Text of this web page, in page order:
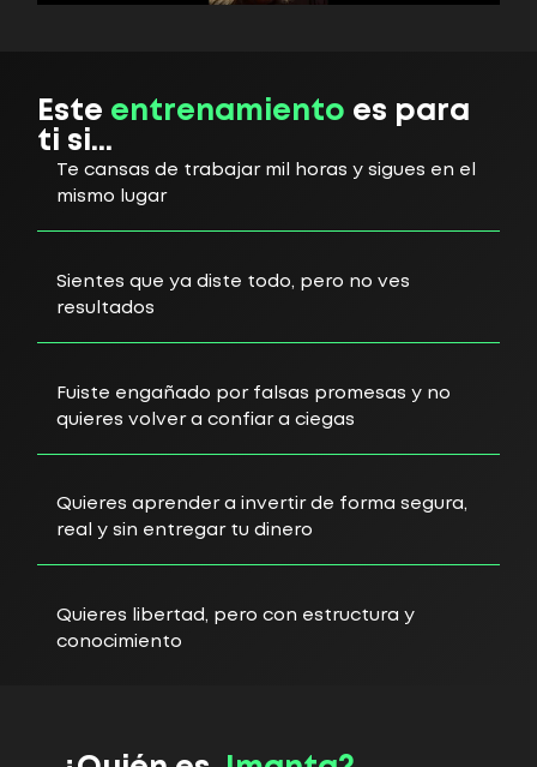
Este entrenamiento es para
ti si...
Te cansas de trabajar mil horas y sigues en el
mismo lugar
Sientes que ya diste todo, pero no ves
resultados
Fuiste engañado por falsas promesas y no
quieres volver a confiar a ciegas
Quieres aprender a invertir de forma segura,
real y sin entregar tu dinero
Quieres libertad, pero con estructura y
conocimiento